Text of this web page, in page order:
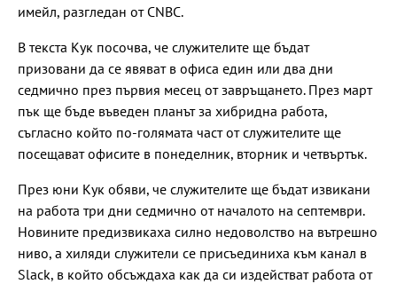
имейл, разгледан от CNBC.
В текста Кук посочва, че служителите ще бъдат
призовани да се явяват в офиса един или два дни
седмично през първия месец от завръщането. През март
пък ще бъде въведен планът за хибридна работа,
съгласно който по-голямата част от служителите ще
посещават офисите в понеделник, вторник и четвъртък.
През юни Кук обяви, че служителите ще бъдат извикани
на работа три дни седмично от началото на септември.
Новините предизвикаха силно недоволство на вътрешно
ниво, а хиляди служители се присъединиха към канал в
Slack, в който обсъждаха как да си издействат работа от